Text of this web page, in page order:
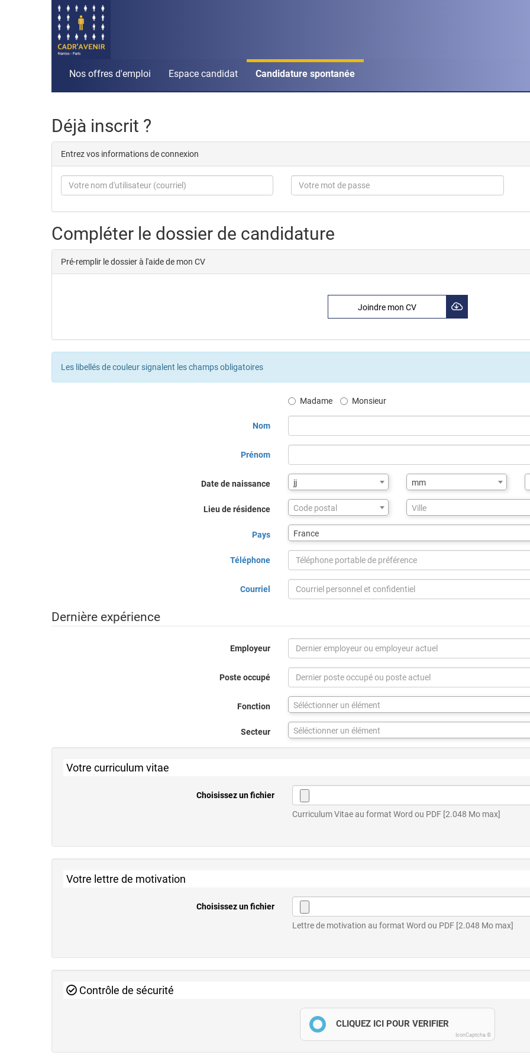
Nos offres d'emploi Espace candidat Candidature spontanée
Déjà inscrit ?
Entrez vos informations de connexion
Compléter le dossier de candidature
Pré-remplir le dossier à l'aide de mon CV
Joindre mon CV
Les libellés de couleur signalent les champs obligatoires
Madame Monsieur
Nom
Prénom
Date de naissance jj mm
Lieu de résidence
Assistance
de
saisie
pour
la
ville
code
postal
Code postal Ville
Pays France
Téléphone
Courriel
Dernière expérience
Employeur
Poste occupé
Fonction Séléctionner un élément
Secteur Séléctionner un élément
Votre curriculum vitae
Choisissez un fichier
Curriculum Vitae au format Word ou PDF [2.048 Mo max]
Votre lettre de motivation
Choisissez un fichier
Lettre de motivation au format Word ou PDF [2.048 Mo max]
Contrôle de sécurité
IconCaptcha ©
CLIQUEZ ICI POUR VÉRIFIER